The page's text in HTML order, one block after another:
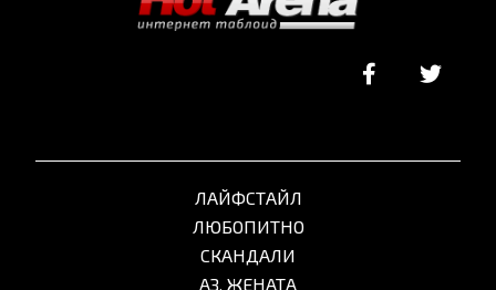
ЛАЙФСТАЙЛ
ЛЮБОПИТНО
СКАНДАЛИ
АЗ, ЖЕНАТА